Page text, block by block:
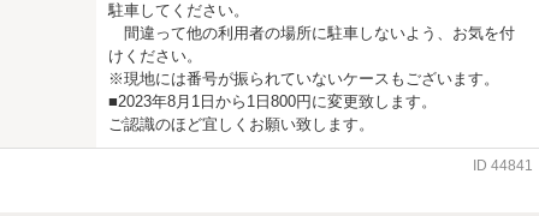
駐車してください。
間違って他の利用者の場所に駐車しないよう、お気を付
けください。
※現地には番号が振られていないケースもございます。
■2023年8月1日から1日800円に変更致します。
ご認識のほど宜しくお願い致します。
ID 44841